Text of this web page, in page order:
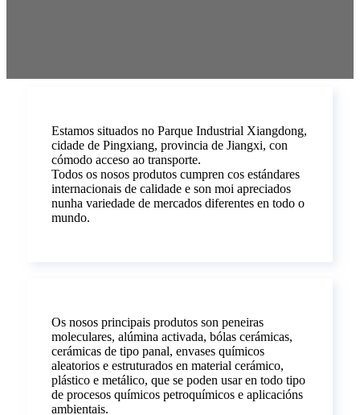
Estamos situados no Parque Industrial Xiangdong,
cidade de Pingxiang, provincia de Jiangxi, con
cómodo acceso ao transporte.
Todos os nosos produtos cumpren cos estándares
internacionais de calidade e son moi apreciados
nunha variedade de mercados diferentes en todo o
mundo.
Os nosos principais produtos son peneiras
moleculares, alúmina activada, bólas cerámicas,
cerámicas de tipo panal, envases químicos
aleatorios e estruturados en material cerámico,
plástico e metálico, que se poden usar en todo tipo
de procesos químicos petroquímicos e aplicacións
ambientais.